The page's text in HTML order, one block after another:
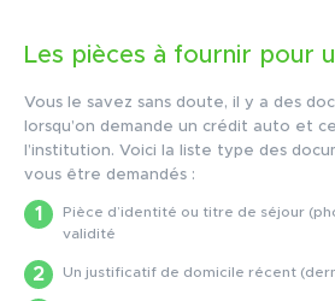
Les pièces à fournir pour
Vous le savez sans doute, il y a des
lorsqu’on demande un crédit auto et
l’institution. Voici la liste type des
vous être demandés :
Pièce d’identité ou titre de séjour
validité
Un justificatif de domicile récent